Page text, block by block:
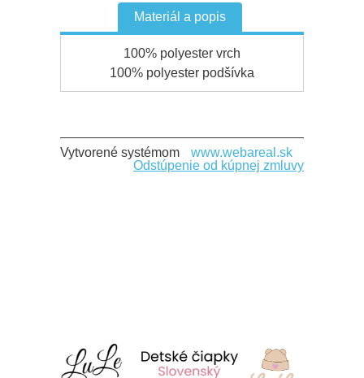
Materiál a popis
100% polyester vrch
100% polyester podšívka
Vytvorené systémom
www.webareal.sk
Odstúpenie od kúpnej zmluvy